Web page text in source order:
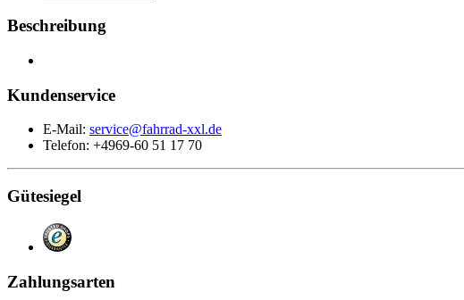
Beschreibung
Kundenservice
E-Mail: service@fahrrad-xxl.de
Telefon: +4969-60 51 17 70
Gütesiegel
Zahlungsarten